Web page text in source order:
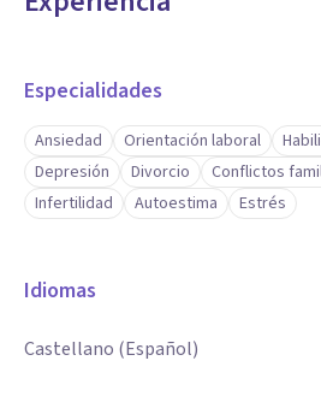
Especialidades
Ansiedad Orientación laboral
Depresión
Divorcio Conflictos
Infertilidad
Autoestima Estrés
Idiomas
Castellano (Español)